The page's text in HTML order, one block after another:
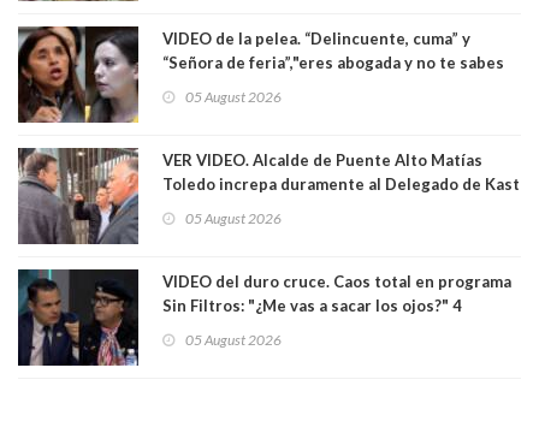
VIDEO de la pelea. “Delincuente, cuma” y
“Señora de feria”,"eres abogada y no te sabes
senadoras Camila Flores y Fabiola Campillai en
05 August 2026
VER VIDEO. Alcalde de Puente Alto Matías
Toledo increpa duramente al Delegado de Kast
delegado nuevamente arrancando"
05 August 2026
VIDEO del duro cruce. Caos total en programa
Sin Filtros: "¿Me vas a sacar los ojos?" 4
excarabinero que dejó ciego a Gustavo Gatica:
05 August 2026